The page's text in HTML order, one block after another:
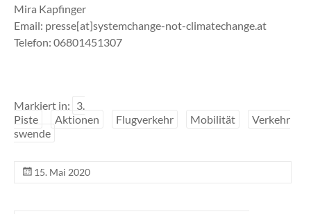
Mira Kapfinger
Email: presse[at]systemchange-not-climatechange.at
Telefon: 06801451307
Markiert in: 3.
Piste
Aktionen Flugverkehr Mobilität
Verkehr
swende
15. Mai 2020